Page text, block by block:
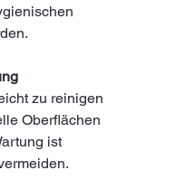
Oberflächen
ist